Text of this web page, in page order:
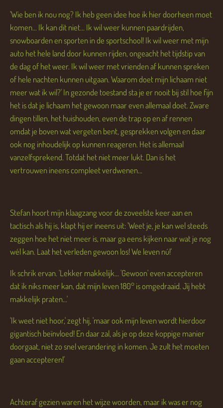
'Wie ben ik nou nog? Ik heb geen idee hoe ik hier doorheen moet
komen... Ik kan dit niet... Ik wil weer kunnen paardrijden,
snowboarden en sporten in de sportschool! Ik wil weer met mijn
auto het hele land door kunnen rijden, ongeacht het tijdstip van
de dag of het weer. Ik wil weer met vrienden af kunnen spreken
of hele nachten kunnen uitgaan. Waarom doet mijn lichaam niet
meer wat ik wil?' In gezonde toestand sta je er nooit bij stil hoe fijn
het is dat je lichaam het gewoon maar even allemaal doet. Zware
dingen tillen, het huishouden, even de trap op en af rennen
omdat je boven wat vergeten bent, gesprekken volgen en daar
ook nog inhoudelijk op kunnen reageren. Het is allemaal
vanzelfsprekend. Totdat het niet meer lukt. Dan is het
vertrouwen ineens compleet verdwenen...
Stefan hoort mijn klaagzang voor de zoveelste keer aan en
tactisch als hij is, klapt hij er ineens uit: 'Weet je, je kan wel steeds
zeggen hoe het niet meer is, maar ga eens kijken naar wat je nog
wél kan. Laat het verleden gewoon los! We leven nú!'
Ik schrik ervan. 'Lekker makkelijk... 'Gewoon' even accepteren
dat ik niks meer kan, dat mijn leven 180° is omgedraaid. Jij hebt
makkelijk praten...'
'Ik weet niet hoor,' zegt hij, 'maar ook mijn leven wordt hierdoor
gigantisch beïnvloed! En daar zal, als je op deze koppige manier
doorgaat, niet zo snel verandering in komen. Je zult het moeten
gaan accepteren!'
Achteraf gezien waren het wijze woorden, maar ik was er nog